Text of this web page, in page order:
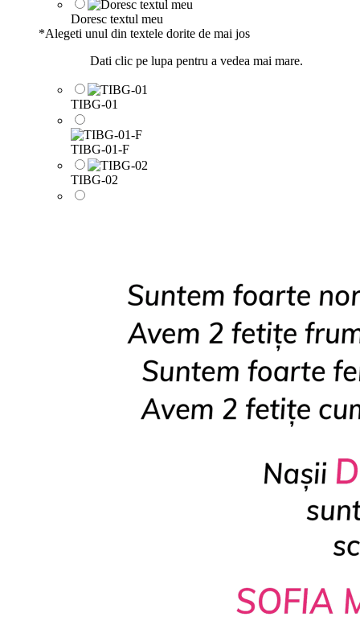
Doresc textul meu
*Alegeti unul din textele dorite de mai jos
Dati clic pe lupa pentru a vedea mai mare.
TIBG-01
TIBG-01-F
TIBG-02